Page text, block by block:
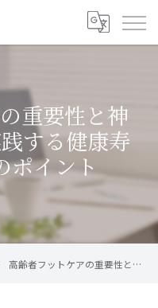
重要性と神
する健康寿
ポイント
高齢者フットケアの重要性と神奈川県横浜市で実践する健康寿命を守るためのポイント